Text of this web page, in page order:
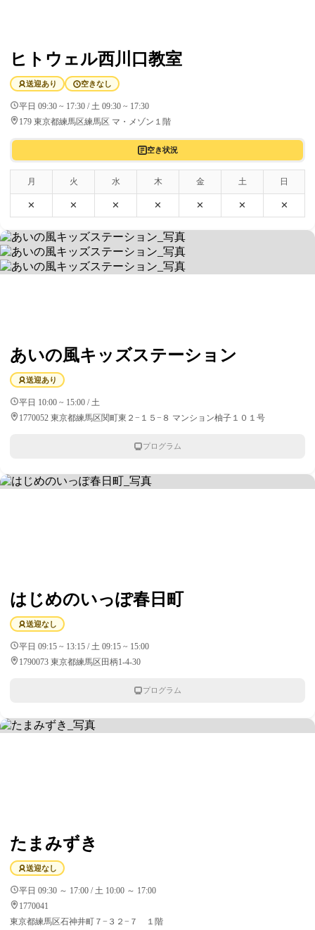
ヒトウェル西川口教室
送迎あり 空きなし
平日 09:30 ~ 17:30 / 土 09:30 ~ 17:30
179 東京都練馬区練馬区 マ・メゾン１階
空き状況
月 火 水 木 金 土 日
✕ ✕ ✕ ✕ ✕ ✕ ✕
あいの風キッズステーション
送迎あり
平日 10:00 ~ 15:00 / 土
1770052 東京都練馬区関町東２−１５−８ マンション柚子１０１号
プログラム
はじめのいっぽ春日町
送迎なし
平日 09:15 ~ 13:15 / 土 09:15 ~ 15:00
1790073 東京都練馬区田柄1-4-30
プログラム
たまみずき
送迎なし
平日 09:30 ～ 17:00 / 土 10:00 ～ 17:00
1770041
東京都練馬区石神井町７−３２−７ １階